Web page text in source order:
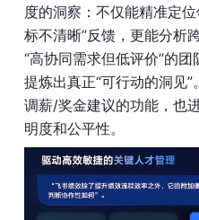
度的洞察：不仅能精准定
标不清晰”反馈，更能分析
“高协同需求但低评价”的
提炼出真正“可行动的洞见
调薪/奖金建议的功能，也
明度和公平性。